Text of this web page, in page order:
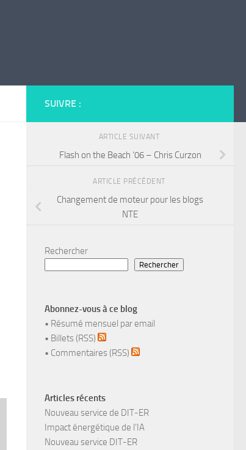
SUIVRE :
ARTICLE SUIVANT
Flash on the Beach ‘06 – Chris Curzon
ARTICLE PRÉCÉDENT
Changement de moteur pour les blogs
NTE
Rechercher
Rechercher
Abonnez-vous à ce blog
• Résumé mensuel par email
• Billets (RSS)
• Commentaires (RSS)
Articles récents
Nouveau service de DIT-ER
Impact énergétique de l’IA
Nouveau service DIT-ER